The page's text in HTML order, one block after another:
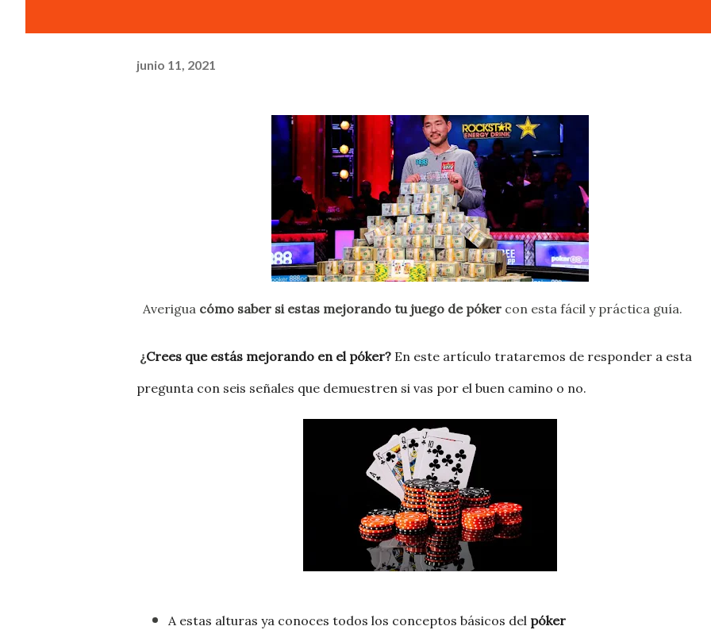
junio 11, 2021
Averigua cómo saber si estas mejorando tu juego de póker con esta fácil y práctica guía.
¿Crees que estás mejorando en el póker? En este artículo trataremos de responder a esta
pregunta con seis señales que demuestren si vas por el buen camino o no.
A estas alturas ya conoces todos los conceptos básicos del póker